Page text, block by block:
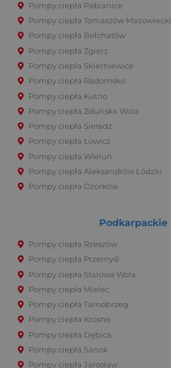
Pompy ciepła Pabianice
Pompy ciepła Tomaszów Mazowiecki
Pompy ciepła Bełchatów
Pompy ciepła Zgierz
Pompy ciepła Skierniewice
Pompy ciepła Radomsko
Pompy ciepła Kutno
Pompy ciepła Zduńska Wola
Pompy ciepła Sieradz
Pompy ciepła Łowicz
Pompy ciepła Wieluń
Pompy ciepła Aleksandrów Łódzki
Pompy ciepła Ozorków
Podkarpackie
Pompy ciepła Rzeszów
Pompy ciepła Przemyśl
Pompy ciepła Stalowa Wola
Pompy ciepła Mielec
Pompy ciepła Tarnobrzeg
Pompy ciepła Krosno
Pompy ciepła Dębica
Pompy ciepła Sanok
Pompy ciepła Jarosław